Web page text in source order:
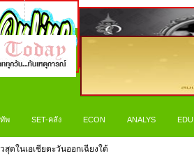
พ SET-คลัง ECON ANALYS EDU
สุดในเอเชียตะวันออกเฉียงใต้